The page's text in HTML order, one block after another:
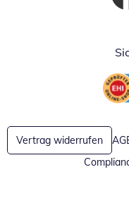
Vertrag widerrufen